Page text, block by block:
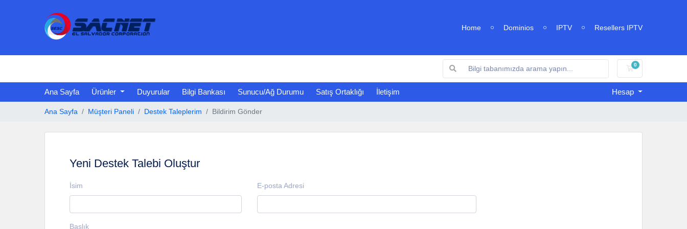
Home Dominios IPTV Resellers IPTV
0
Sepet
Ana Sayfa Ürünler Duyurular Bilgi Bankası Sunucu/Ağ Durumu Satış Ortaklığı İletişim Hesap
Ana Sayfa Müşteri Paneli Destek Taleplerim Bildirim Gönder
Yeni Destek Talebi Oluştur
İsim E-posta Adresi
Başlık